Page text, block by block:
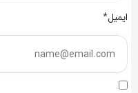
ایمیل*